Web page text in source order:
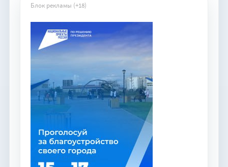
Блок рекламы (+18)